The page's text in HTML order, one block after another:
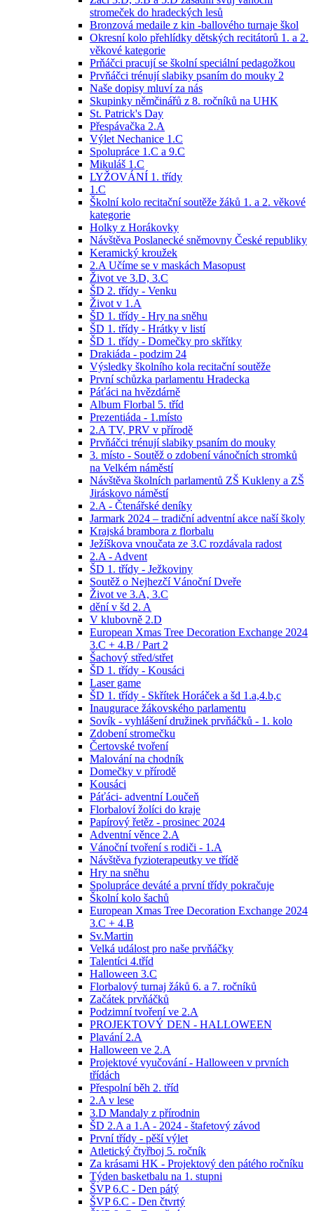
stromeček do hradeckých lesů
Bronzová medaile z kin -ballového turnaje škol
Okresní kolo přehlídky dětských recitátorů 1. a 2.
věkové kategorie
Prňáčci pracují se školní speciální pedagožkou
Prvňáčci trénují slabiky psaním do mouky 2
Naše dopisy mluví za nás
Skupinky němčinářů z 8. ročníků na UHK
St. Patrick's Day
Přespávačka 2.A
Výlet Nechanice 1.C
Spolupráce 1.C a 9.C
Mikuláš 1.C
LYŽOVÁNÍ 1. třídy
1.C
Školní kolo recitační soutěže žáků 1. a 2. věkové
kategorie
Holky z Horákovky
Návštěva Poslanecké sněmovny České republiky
Keramický kroužek
2.A Učíme se v maskách Masopust
Život ve 3.D, 3.C
ŠD 2. třídy - Venku
Život v 1.A
ŠD 1. třídy - Hry na sněhu
ŠD 1. třídy - Hrátky v listí
ŠD 1. třídy - Domečky pro skřítky
Drakiáda - podzim 24
Výsledky školního kola recitační soutěže
První schůzka parlamentu Hradecka
Páťáci na hvězdárně
Album Florbal 5. tříd
Prezentiáda - 1.místo
2.A TV, PRV v přírodě
Prvňáčci trénují slabiky psaním do mouky
3. místo - Soutěž o zdobení vánočních stromků
na Velkém náměstí
Návštěva školních parlamentů ZŠ Kukleny a ZŠ
Jiráskovo náměstí
2.A - Čtenářské deníky
Jarmark 2024 – tradiční adventní akce naší školy
Krajská brambora z florbalu
Ježíškova vnoučata ze 3.C rozdávala radost
2.A - Advent
ŠD 1. třídy - Ježkoviny
Soutěž o Nejhezčí Vánoční Dveře
Život ve 3.A, 3.C
dění v šd 2. A
V klubovně 2.D
European Xmas Tree Decoration Exchange 2024
3.C + 4.B / Part 2
Šachový střed/střet
ŠD 1. třídy - Kousáci
Laser game
ŠD 1. třídy - Skřítek Horáček a šd 1.a,4.b,c
Inaugurace žákovského parlamentu
Sovík - vyhlášení družinek prvňáčků - 1. kolo
Zdobení stromečku
Čertovské tvoření
Malování na chodník
Domečky v přírodě
Kousáci
Páťáci- adventní Loučeň
Florbaloví žolíci do kraje
Papírový řetěz - prosinec 2024
Adventní věnce 2.A
Vánoční tvoření s rodiči - 1.A
Návštěva fyzioterapeutky ve třídě
Hry na sněhu
Spolupráce deváté a první třídy pokračuje
Školní kolo šachů
European Xmas Tree Decoration Exchange 2024
3.C + 4.B
Sv.Martin
Velká událost pro naše prvňáčky
Talentíci 4.tříd
Halloween 3.C
Florbalový turnaj žáků 6. a 7. ročníků
Začátek prvňáčků
Podzimní tvoření ve 2.A
PROJEKTOVÝ DEN - HALLOWEEN
Plavání 2.A
Halloween ve 2.A
Projektové vyučování - Halloween v prvních
třídách
Přespolní běh 2. tříd
2.A v lese
3.D Mandaly z přírodnin
ŠD 2.A a 1.A - 2024 - štafetový závod
První třídy - pěší výlet
Atletický čtyřboj 5. ročník
Za krásami HK - Projektový den pátého ročníku
Týden basketbalu na 1. stupni
ŠVP 6.C - Den pátý
ŠVP 6.C - Den čtvrtý